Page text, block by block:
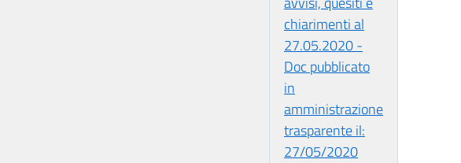
chiarimenti al
27.05.2020 -
Doc pubblicato
in
amministrazione
trasparente il:
27/05/2020